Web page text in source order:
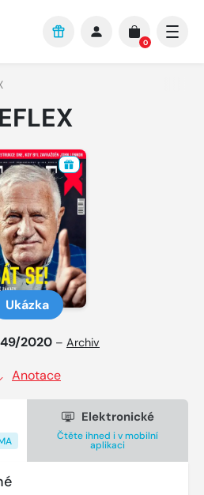
0
Ukázka
49/2020 – Archiv
Anotace
Elektronické
Čtěte ihned i v mobilní
aplikaci